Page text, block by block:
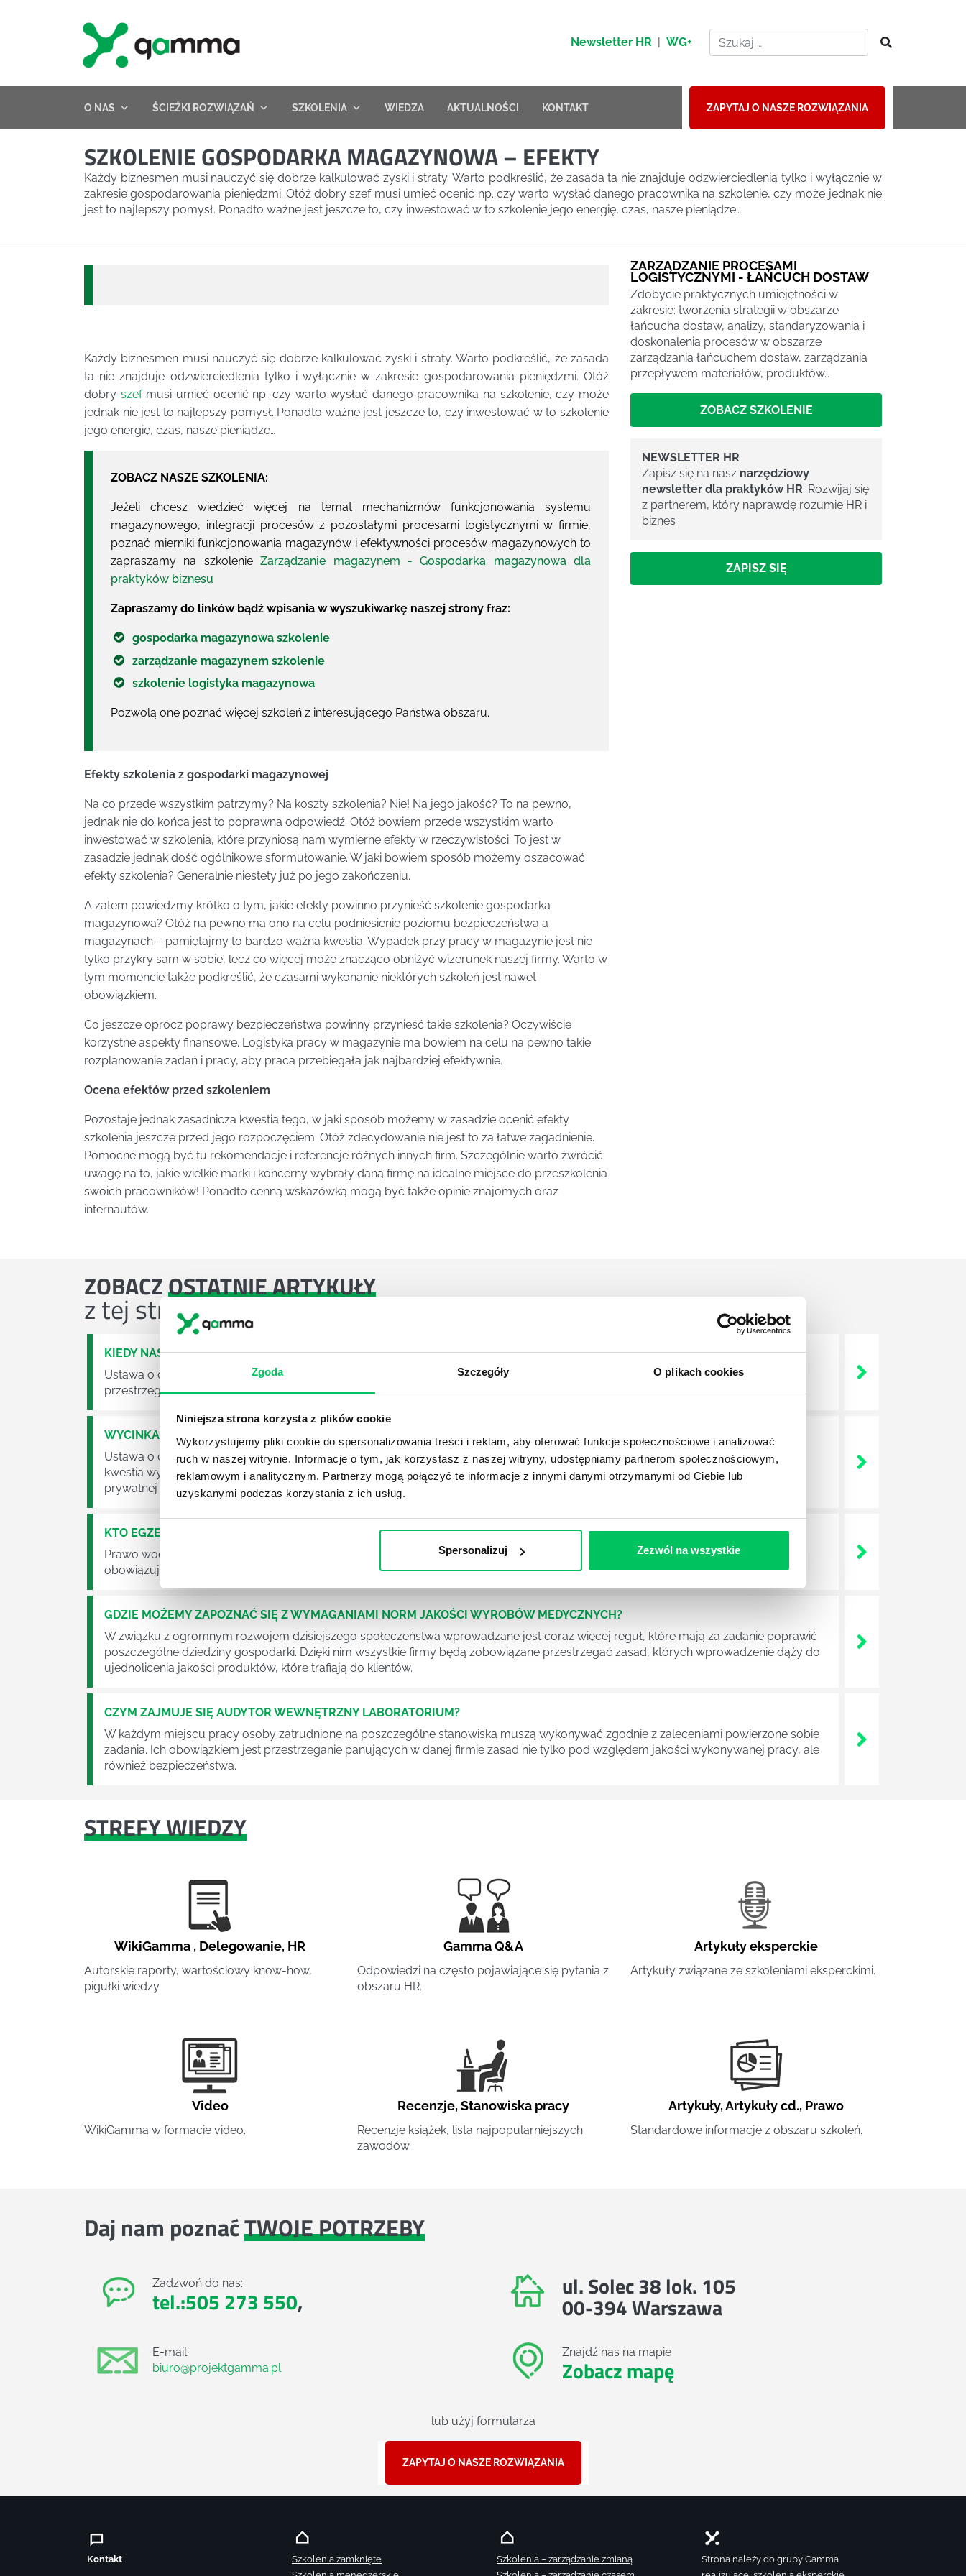
Zgoda Szczegóły O plikach cookies
Niniejsza strona korzysta z plików cookie
Wykorzystujemy pliki cookie do spersonalizowania treści i reklam, aby oferować funkcje społecznościowe i analizować
ruch w naszej witrynie. Informacje o tym, jak korzystasz z naszej witryny, udostępniamy partnerom społecznościowym,
reklamowym i analitycznym. Partnerzy mogą połączyć te informacje z innymi danymi otrzymanymi od Ciebie lub
uzyskanymi podczas korzystania z ich usług.
Spersonalizuj Zezwól na wszystkie
Newsletter HR | WG+
O NAS ŚCIEŻKI ROZWIĄZAŃ SZKOLENIA WIEDZA AKTUALNOŚCI KONTAKT ZAPYTAJ O NASZE ROZWIĄZANIA
SZKOLENIE GOSPODARKA MAGAZYNOWA – EFEKTY
Każdy biznesmen musi nauczyć się dobrze kalkulować zyski i straty. Warto podkreślić, że zasada ta nie znajduje odzwierciedlenia tylko i wyłącznie w
zakresie gospodarowania pieniędzmi. Otóż dobry szef musi umieć ocenić np. czy warto wysłać danego pracownika na szkolenie, czy może jednak nie
jest to najlepszy pomysł. Ponadto ważne jest jeszcze to, czy inwestować w to szkolenie jego energię, czas, nasze pieniądze…
Każdy biznesmen musi nauczyć się dobrze kalkulować zyski i straty. Warto podkreślić, że zasada
ta nie znajduje odzwierciedlenia tylko i wyłącznie w zakresie gospodarowania pieniędzmi. Otóż
dobry szefmusi umieć ocenić np. czy warto wysłać danego pracownika na szkolenie, czy może
jednak nie jest to najlepszy pomysł. Ponadto ważne jest jeszcze to, czy inwestować w to szkolenie
jego energię, czas, nasze pieniądze…
ZOBACZ NASZE SZKOLENIA:
Jeżeli chcesz wiedzieć więcej na temat mechanizmów funkcjonowania systemu
magazynowego, integracji procesów z pozostałymi procesami logistycznymi w firmie,
poznać mierniki funkcjonowania magazynów i efektywności procesów magazynowych to
zapraszamy na szkolenieZarządzanie magazynem - Gospodarka magazynowa dla
praktyków biznesu
Zapraszamy do linków bądź wpisania w wyszukiwarkę naszej strony fraz:
gospodarka magazynowa szkolenie
zarządzanie magazynem szkolenie
szkolenie logistyka magazynowa
Pozwolą one poznać więcej szkoleń z interesującego Państwa obszaru.
Efekty szkolenia z gospodarki magazynowej
Na co przede wszystkim patrzymy? Na koszty szkolenia? Nie! Na jego jakość? To na pewno,
jednak nie do końca jest to poprawna odpowiedź. Otóż bowiem przede wszystkim warto
inwestować w szkolenia, które przyniosą nam wymierne efekty w rzeczywistości. To jest w
zasadzie jednak dość ogólnikowe sformułowanie. W jaki bowiem sposób możemy oszacować
efekty szkolenia? Generalnie niestety już po jego zakończeniu.
A zatem powiedzmy krótko o tym, jakie efekty powinno przynieść szkolenie gospodarka
magazynowa? Otóż na pewno ma ono na celu podniesienie poziomu bezpieczeństwa a
magazynach – pamiętajmy to bardzo ważna kwestia. Wypadek przy pracy w magazynie jest nie
tylko przykry sam w sobie, lecz co więcej może znacząco obniżyć wizerunek naszej firmy. Warto w
tym momencie także podkreślić, że czasami wykonanie niektórych szkoleń jest nawet
obowiązkiem.
Co jeszcze oprócz poprawy bezpieczeństwa powinny przynieść takie szkolenia? Oczywiście
korzystne aspekty finansowe. Logistyka pracy w magazynie ma bowiem na celu na pewno takie
rozplanowanie zadań i pracy, aby praca przebiegała jak najbardziej efektywnie.
Ocena efektów przed szkoleniem
Pozostaje jednak zasadnicza kwestia tego, w jaki sposób możemy w zasadzie ocenić efekty
szkolenia jeszcze przed jego rozpoczęciem. Otóż zdecydowanie nie jest to za łatwe zagadnienie.
Pomocne mogą być tu rekomendacje i referencje różnych innych firm. Szczególnie warto zwrócić
uwagę na to, jakie wielkie marki i koncerny wybrały daną firmę na idealne miejsce do przeszkolenia
swoich pracowników! Ponadto cenną wskazówką mogą być także opinie znajomych oraz
internautów.
ZARZĄDZANIE PROCESAMI
LOGISTYCZNYMI - ŁAŃCUCH DOSTAW
Zdobycie praktycznych umiejętności w
zakresie: tworzenia strategii w obszarze
łańcucha dostaw, analizy, standaryzowania i
doskonalenia procesów w obszarze
zarządzania łańcuchem dostaw, zarządzania
przepływem materiałów, produktów…
ZOBACZ SZKOLENIE
NEWSLETTER HR
Zapisz się na nasz narzędziowy
newsletter dla praktyków HR. Rozwijaj się
z partnerem, który naprawdę rozumie HR i
biznes
ZAPISZ SIĘ
ZOBACZOSTATNIE ARTYKUŁY
z tej strefy wiedzy
KIEDY NASTĄPI ZMIANA USTAWY O ODPADACH?
Ustawa o odpadach jest dość istotną ustawą dla każdej firmy. Kiedy dokładnie nowe przepisy wejdą w życie? Od kiedy ich
przestrzeganie będzie już normalnie egzekwowane? Z czym trzeba się tutaj na pewno liczyć?
WYCINKA DRZEW A USTAWA O OCHRONIE ŚRODOWISKA - CO WARTO WIEDZIEĆ?
Ustawa o ochronie środowiska obowiązuje każdego z nas – bez wyjątku. Warto podkreślić, że określona jest w niej także dokładnie
kwestia wycinki drzew. Czy taka wycinka drzew musi być gdziekolwiek zgłaszana? Jak to w zasadzie dokładniej wygląda? Czy z
prywatnej posesji można wyciąć cokolwiek?
KTO EGZEKWUJE PRAWO WODNE?
Prawo wodne to dość skomplikowane prawo w ustawodawstwie polskim. Na czym dokładniej ono polega? Kogo w zasadzie
obowiązuje? Jak wygląda egzekwowanie prawa wodnego? Na te pytania odpowiemy pokrótce poniżej.
GDZIE MOŻEMY ZAPOZNAĆ SIĘ Z WYMAGANIAMI NORM JAKOŚCI WYROBÓW MEDYCZNYCH?
W związku z ogromnym rozwojem dzisiejszego społeczeństwa wprowadzane jest coraz więcej reguł, które mają za zadanie poprawić
poszczególne dziedziny gospodarki. Dzięki nim wszystkie firmy będą zobowiązane przestrzegać zasad, których wprowadzenie dąży do
ujednolicenia jakości produktów, które trafiają do klientów.
CZYM ZAJMUJE SIĘ AUDYTOR WEWNĘTRZNY LABORATORIUM?
W każdym miejscu pracy osoby zatrudnione na poszczególne stanowiska muszą wykonywać zgodnie z zaleceniami powierzone sobie
zadania. Ich obowiązkiem jest przestrzeganie panujących w danej firmie zasad nie tylko pod względem jakości wykonywanej pracy, ale
również bezpieczeństwa.
STREFY WIEDZY
WikiGamma , Delegowanie, HR
Autorskie raporty, wartościowy know-how,
pigułki wiedzy.
Gamma Q&A
Odpowiedzi na często pojawiające się pytania z
obszaru HR.
Artykuły eksperckie
Artykuły związane ze szkoleniami eksperckimi.
Video
WikiGamma w formacie video.
Recenzje,Stanowiska pracy
Recenzje książek, lista najpopularniejszych
zawodów.
Artykuły,Artykuły cd., Prawo
Standardowe informacje z obszaru szkoleń.
Daj nam poznaćTWOJE POTRZEBY
Zadzwoń do nas:
tel.:505 273 550,
E-mail:
biuro@projektgamma.pl
ul. Solec 38 lok. 105
00-394 Warszawa
Znajdź nas na mapie
Zobacz mapę
lub użyj formularza
ZAPYTAJ O NASZE ROZWIĄZANIA
Kontakt
Szkolenia zamknięte
Szkolenia – zarządzanie zmianą
Strona należy do grupy Gamma